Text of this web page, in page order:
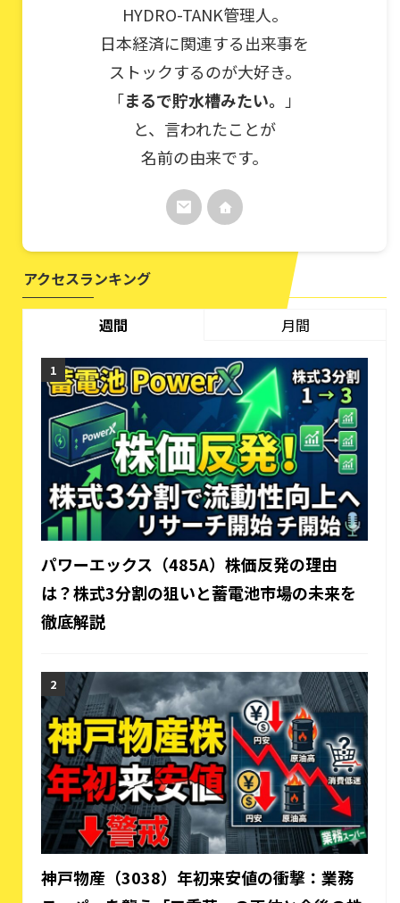
HYDRO-TANK管理人。
日本経済に関連する出来事を
ストックするのが大好き。
「まるで貯水槽みたい。
」
と、言われたことが
名前の由来です。
アクセスランキング
週間 月間
パワーエックス（485A）株価反発の理由
は？株式3分割の狙いと蓄電池市場の未来を
徹底解説
神戸物産（3038）年初来安値の衝撃：業務